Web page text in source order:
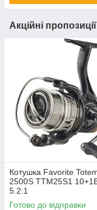
Акційні
Котушка Favorite
2500S TTM25S1
5.2:1
Готово до відправки